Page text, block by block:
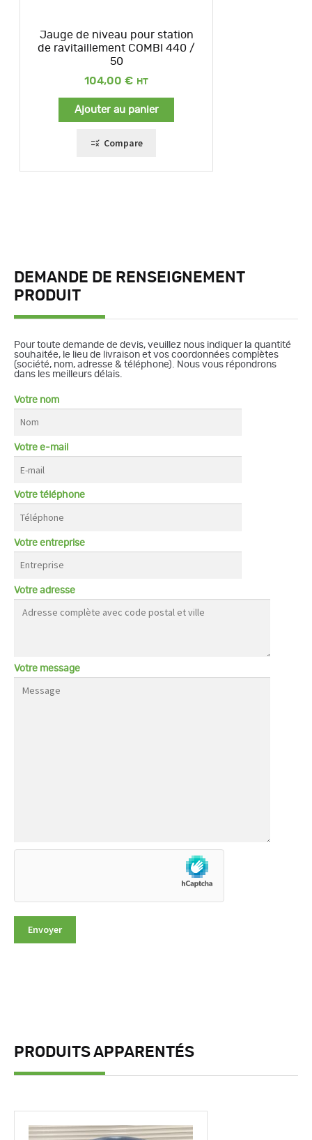
Jauge de niveau pour station
de ravitaillement COMBI 440 /
50
104,00 €
Ajouter au panier
Compare
DEMANDE DE RENSEIGNEMENT
PRODUIT
Pour toute demande de devis, veuillez nous indiquer la quantité
souhaitée, le lieu de livraison et vos coordonnées complètes
(société, nom, adresse & téléphone). Nous vous répondrons
dans les meilleurs délais.
Votre nom
Votre e-mail
Votre téléphone
Votre entreprise
Votre adresse
Votre message
PRODUITS APPARENTÉS